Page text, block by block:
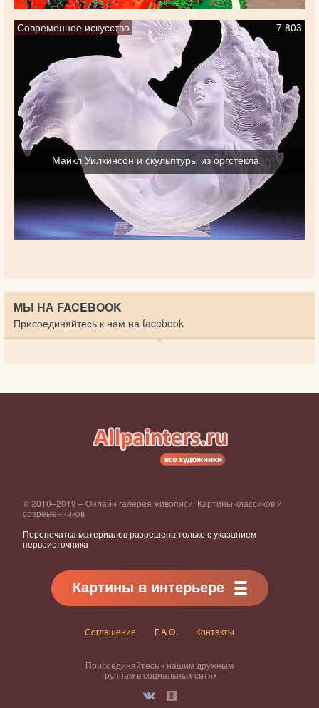
Современное искусство 7 803
Майкл Уилкинсон и скульптуры из оргстекла
МЫ НА FACEBOOK
Присоединяйтесь к нам на facebook
© 2010–2019 – Онлайн галерея живописи. Картины классиков и
современников
Перепечатка материалов разрешена только с указанием
первоисточника
Картины в интерьере
Соглашение F.A.Q. Контакты
Присоединяйтесь к нашим дружным
группам в социальных сетях